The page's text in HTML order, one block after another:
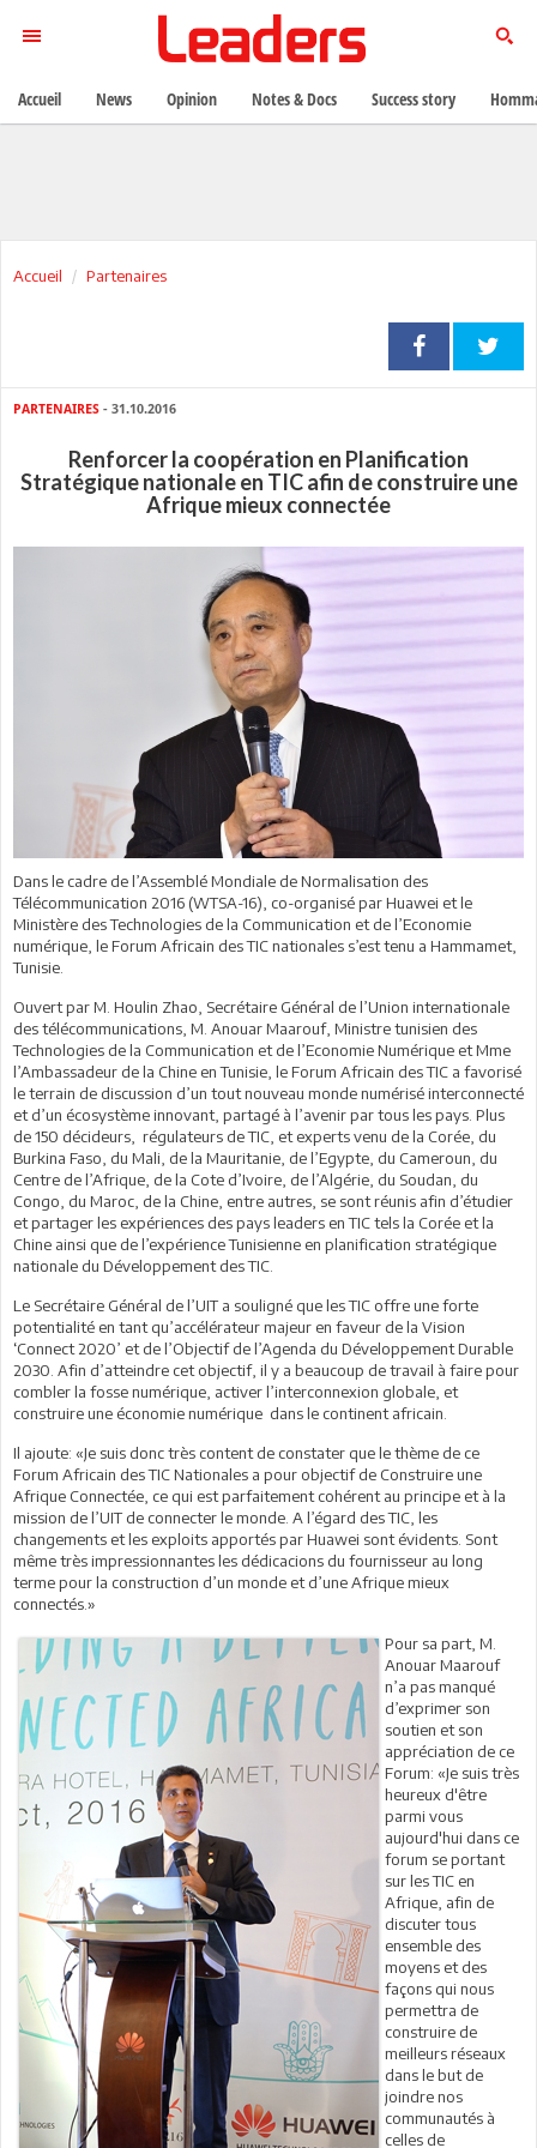
Accueil Partenaires
PARTENAIRES - 31.10.2016
Renforcer la coopération en Planification
Stratégique nationale en TIC afin de construire une
Afrique mieux connectée
Dans le cadre de l’Assemblé Mondiale de Normalisation des
Télécommunication 2016 (WTSA-16), co-organisé par Huawei et le
Ministère des Technologies de la Communication et de l’Economie
numérique, le Forum Africain des TIC nationales s’est tenu a Hammamet,
Tunisie.
Ouvert par M. Houlin Zhao, Secrétaire Général de l’Union internationale
des télécommunications, M. Anouar Maarouf, Ministre tunisien des
Technologies de la Communication et de l’Economie Numérique et Mme
l’Ambassadeur de la Chine en Tunisie, le Forum Africain des TIC a favorisé
le terrain de discussion d’un tout nouveau monde numérisé interconnecté
et d’un écosystème innovant, partagé à l’avenir par tous les pays. Plus
de 150 décideurs, régulateurs de TIC, et experts venu de la Corée, du
Burkina Faso, du Mali, de la Mauritanie, de l’Egypte, du Cameroun, du
Centre de l’Afrique, de la Cote d’Ivoire, de l’Algérie, du Soudan, du
Congo, du Maroc, de la Chine, entre autres, se sont réunis afin d’étudier
et partager les expériences des pays leaders en TIC tels la Corée et la
Chine ainsi que de l’expérience Tunisienne en planification stratégique
nationale du Développement des TIC.
Le Secrétaire Général de l’UIT a souligné que les TIC offre une forte
potentialité en tant qu’accélérateur majeur en faveur de la Vision
‘Connect 2020’ et de l’Objectif de l’Agenda du Développement Durable
2030. Afin d’atteindre cet objectif, il y a beaucoup de travail à faire pour
combler la fosse numérique, activer l’interconnexion globale, et
construire une économie numérique dans le continent africain.
Il ajoute: «Je suis donc très content de constater que le thème de ce
Forum Africain des TIC Nationales a pour objectif de Construire une
Afrique Connectée, ce qui est parfaitement cohérent au principe et à la
mission de l’UIT de connecter le monde. A l’égard des TIC, les
changements et les exploits apportés par Huawei sont évidents. Sont
même très impressionnantes les dédicacions du fournisseur au long
terme pour la construction d’un monde et d’une Afrique mieux
connectés.»
Pour sa part, M.
Anouar Maarouf
n’a pas manqué
d’exprimer son
soutien et son
appréciation de ce
Forum: «Je suis très
heureux d'être
parmi vous
aujourd'hui dans ce
forum se portant
sur les TIC en
Afrique, afin de
discuter tous
ensemble des
moyens et des
façons qui nous
permettra de
construire de
meilleurs réseaux
dans le but de
joindre nos
communautés à
celles de
Accueil News Opinion Notes & Docs Success story